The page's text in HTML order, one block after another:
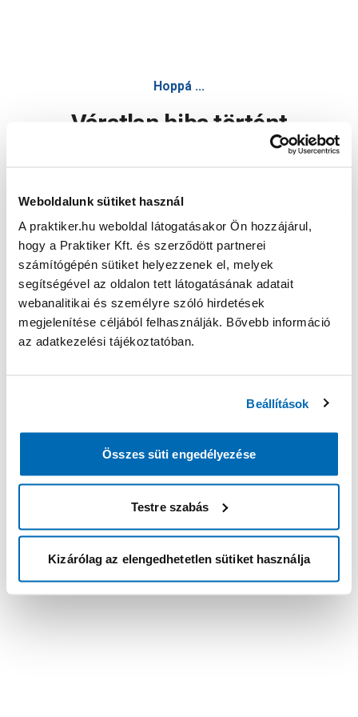
Weboldalunk sütiket használ
A praktiker.hu weboldal látogatásakor Ön hozzájárul,
hogy a Praktiker Kft. és szerződött partnerei
számítógépén sütiket helyezzenek el, melyek
segítségével az oldalon tett látogatásának adatait
webanalitikai és személyre szóló hirdetések
megjelenítése céljából felhasználják. Bővebb információ
az adatkezelési tájékoztatóban.
Beállítások
Összes süti engedélyezése
Testre szabás
Kizárólag az elengedhetetlen sütiket használja
Hoppá ...
Váratlan hiba történt
Oldal újratöltése